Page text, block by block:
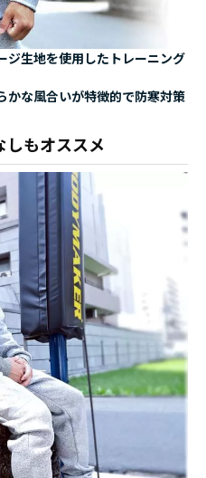
ジ生地を使用したトレーニング
かな風合いが特徴的で防寒対策
しもオススメ